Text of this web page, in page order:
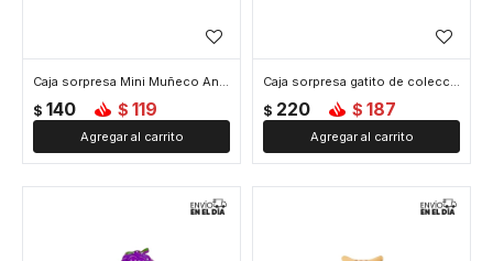
Caja sorpresa Mini Muñeco Animalitos
$ 140 $ 119
Caja sorpresa gatito de colección
$ 220 $ 187